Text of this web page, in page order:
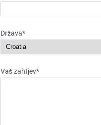
Država*
Vaš zahtjev*